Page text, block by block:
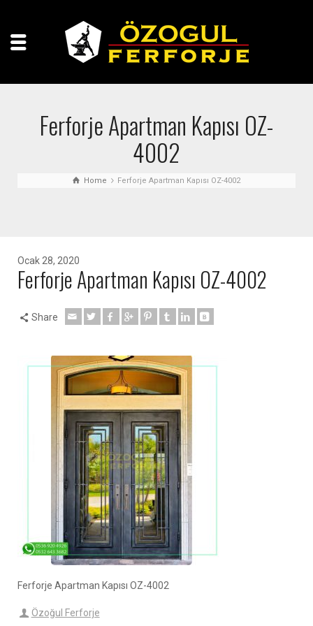
Ferforje Apartman Kapısı OZ-
4002
Home Ferforje Apartman Kapısı OZ-4002
Ocak 28, 2020
Ferforje Apartman Kapısı OZ-4002
Share
Ferforje Apartman Kapısı OZ-4002
Özoğul Ferforje